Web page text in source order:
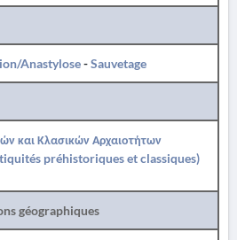
Anastylose-Sauvetage
και Κλασικών Αρχαιοτήτων
préhistoriques et classiques)
géographiques